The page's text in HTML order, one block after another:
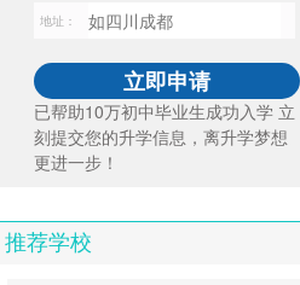
地址：
已帮助10万初中毕业生成功入学 立
刻提交您的升学信息，离升学梦想
更进一步！
推荐学校